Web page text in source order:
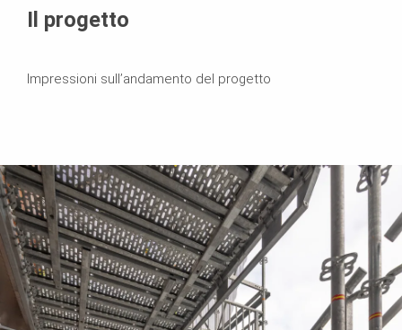
Il progetto
Impressioni sull’andamento del progetto